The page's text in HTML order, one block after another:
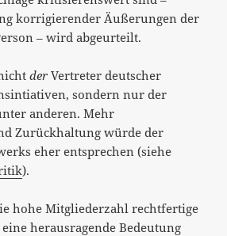
korrigierender Äußerungen der
– wird abgeurteilt.
der Vertreter deutscher
sondern nur der
anderen. Mehr
Zurückhaltung würde der
eher entsprechen (siehe
).
hohe Mitgliederzahl rechtfertige
herausragende Bedeutung